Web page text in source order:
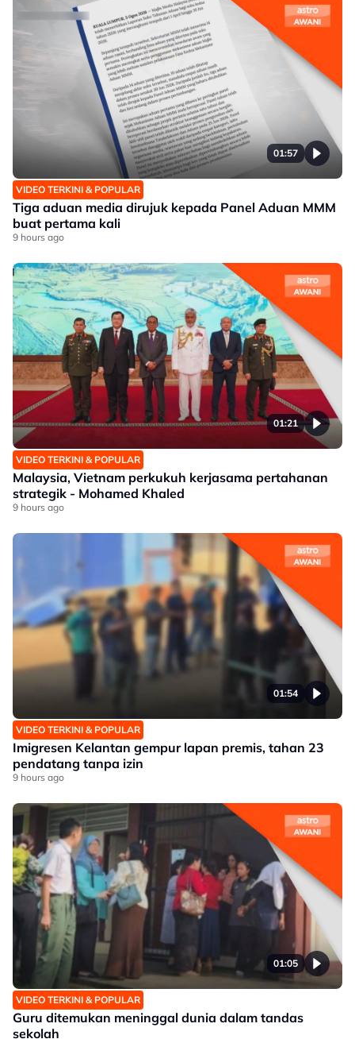
01:57
VIDEO TERKINI & POPULAR
Tiga aduan media dirujuk kepada Panel Aduan MMM
buat pertama kali
9 hours ago
01:21
VIDEO TERKINI & POPULAR
Malaysia, Vietnam perkukuh kerjasama pertahanan
strategik - Mohamed Khaled
9 hours ago
01:54
VIDEO TERKINI & POPULAR
Imigresen Kelantan gempur lapan premis, tahan 23
pendatang tanpa izin
9 hours ago
01:05
VIDEO TERKINI & POPULAR
Guru ditemukan meninggal dunia dalam tandas
sekolah